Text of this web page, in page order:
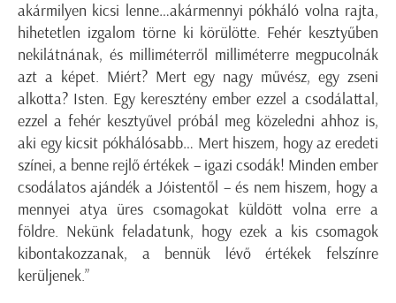
akármilyen kicsi lenne…akármennyi pókháló volna rajta,
hihetetlen izgalom törne ki körülötte. Fehér kesztyűben
nekilátnának, és milliméterről milliméterre megpucolnák
azt a képet. Miért? Mert egy nagy művész, egy zseni
alkotta? Isten. Egy keresztény ember ezzel a csodálattal,
ezzel a fehér kesztyűvel próbál meg közeledni ahhoz is,
aki egy kicsit pókhálósabb… Mert hiszem, hogy az eredeti
színei, a benne rejlő értékek – igazi csodák! Minden ember
csodálatos ajándék a Jóistentől – és nem hiszem, hogy a
mennyei atya üres csomagokat küldött volna erre a
földre. Nekünk feladatunk, hogy ezek a kis csomagok
kibontakozzanak, a bennük lévő értékek felszínre
kerüljenek.”